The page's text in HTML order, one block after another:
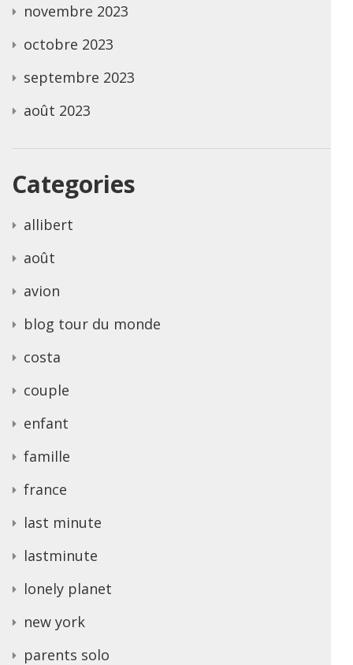
novembre 2023
octobre 2023
septembre 2023
août 2023
Categories
allibert
août
avion
blog tour du monde
costa
couple
enfant
famille
france
last minute
lastminute
lonely planet
new york
parents solo